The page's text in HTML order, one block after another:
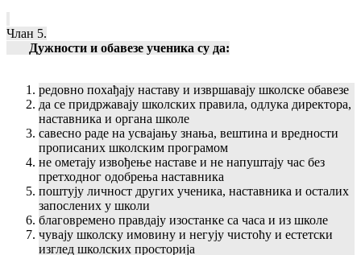
Члан 5.
Дужности и обавезе ученика су да:
редовно похађају наставу и извршавају школске обавезе
да се придржавају школских правила, одлука директора,
наставника и органа школе
савесно раде на усвајању знања, вештина и вредности
прописаних школским програмом
не ометају извођење наставе и не напуштају час без
претходног одобрења наставника
поштују личност других ученика, наставника и осталих
запослених у школи
благовремено правдају изостанке са часа и из школе
чувају школску имовину и негују чистоћу и естетски
изглед школских просторија